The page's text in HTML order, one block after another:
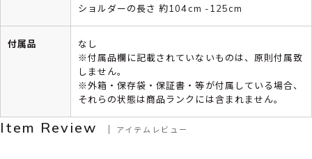
ショルダーの長さ 約104cm -125cm
付属品
なし
※付属品欄に記載されていないものは、原則付属致
しません。
※外箱・保存袋・保証書・等が付属している場合、
それらの状態は商品ランクには含まれません。
Item Review アイテムレビュー